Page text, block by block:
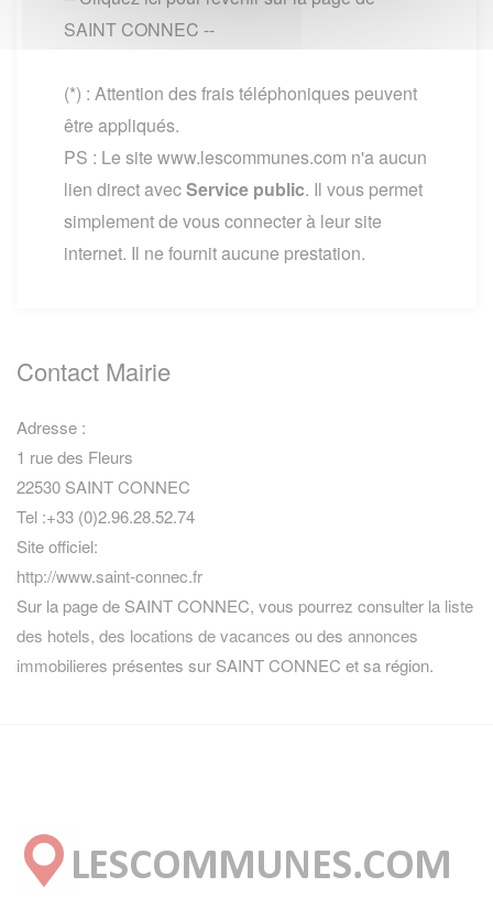
SAINT CONNEC --
(*) : Attention des frais téléphoniques peuvent
être appliqués.
PS : Le site www.lescommunes.com n'a aucun
lien direct avecService public. Il vous permet
simplement de vous connecter à leur site
internet. Il ne fournit aucune prestation.
Contact Mairie
Adresse :
1 rue des Fleurs
22530 SAINT CONNEC
Tel :+33 (0)2.96.28.52.74
Site officiel:
http://www.saint-connec.fr
Sur la page de SAINT CONNEC, vous pourrez consulter la liste
des hotels, des locations de vacances ou des annonces
immobilieres présentes sur SAINT CONNEC et sa région.